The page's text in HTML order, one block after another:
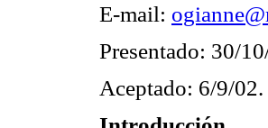
E-mail:
Presentado: 30/
Aceptado: 6/9/02.